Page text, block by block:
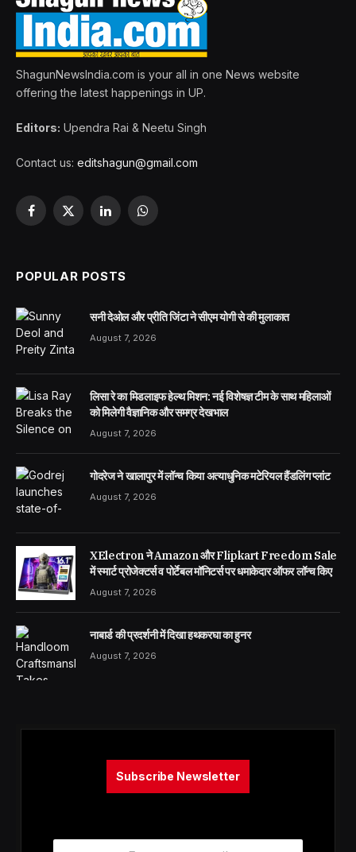
ShagunNewsIndia.com is your all in one News website
offering the latest happenings in UP.
Editors: Upendra Rai & Neetu Singh
Contact us: editshagun@gmail.com
Facebook
X
LinkedInWhatsApp
POPULAR POSTS
सनी देओल और प्रीति जिंटा ने सीएम योगी से की मुलाकात
August 7, 2026
लिसा रे का मिडलाइफ हेल्थ मिशन: नई विशेषज्ञ टीम के साथ महिलाओं
को मिलेगी वैज्ञानिक और समग्र देखभाल
August 7, 2026
गोदरेज ने खालापुर में लॉन्च किया अत्याधुनिक मटेरियल हैंडलिंग प्लांट
August 7, 2026
XElectron ने Amazon और Flipkart Freedom Sale
में स्मार्ट प्रोजेक्टर्स व पोर्टेबल मॉनिटर्स पर धमाकेदार ऑफर लॉन्च किए
August 7, 2026
नाबार्ड की प्रदर्शनी में दिखा हथकरघा का हुनर
August 7, 2026
Subscribe Newsletter
E